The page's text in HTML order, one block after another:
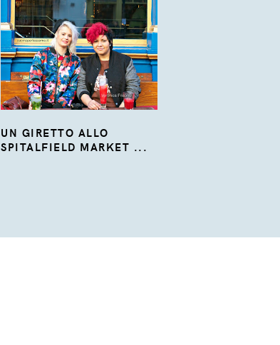
UN GIRETTO ALLO
SPITALFIELD MARKET ...